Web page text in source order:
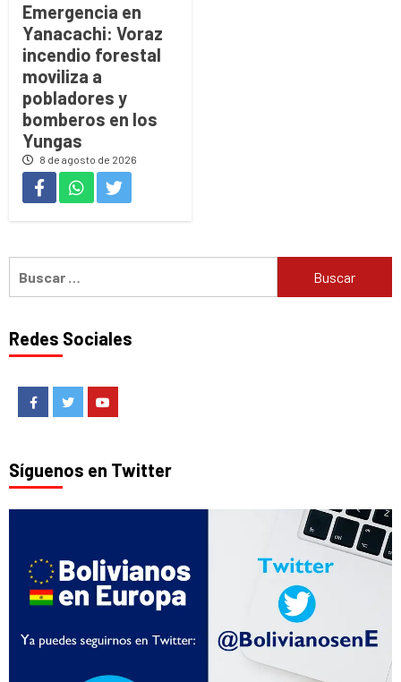
Emergencia en
Yanacachi: Voraz
incendio forestal
moviliza a
pobladores y
bomberos en los
Yungas
8 de agosto de 2026
Redes Sociales
FacebookTwitter
Síguenos en Twitter